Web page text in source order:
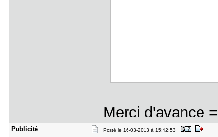
Merci d'avance
Publicité Posté le 16-03-2013 à 15:42:53